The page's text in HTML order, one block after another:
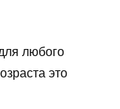
любого
это